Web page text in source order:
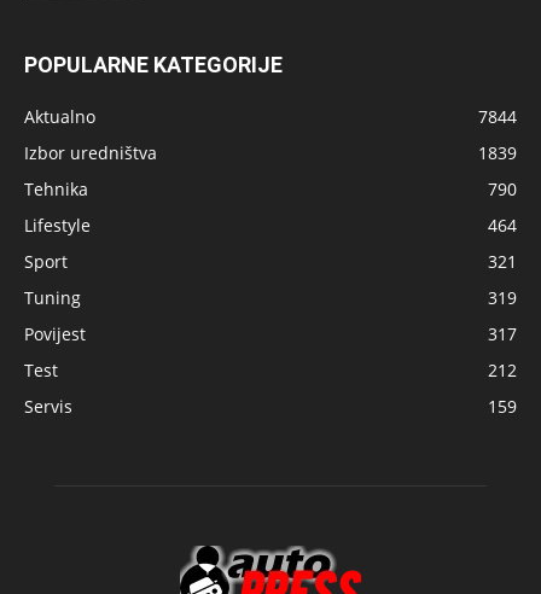
POPULARNE KATEGORIJE
Aktualno
7844
Izbor uredništva
1839
Tehnika
790
Lifestyle
464
Sport
321
Tuning
319
Povijest
317
Test
212
Servis
159